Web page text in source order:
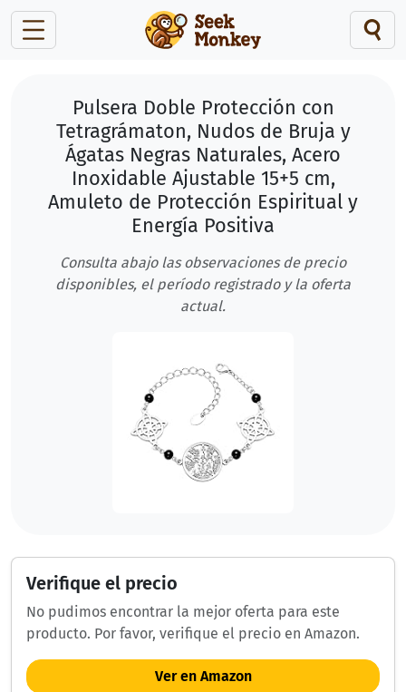
Pulsera Doble Protección con
Tetragrámaton, Nudos de Bruja y
Ágatas Negras Naturales, Acero
Inoxidable Ajustable 15+5 cm,
Amuleto de Protección Espiritual y
Energía Positiva
Consulta abajo las observaciones de precio
disponibles, el período registrado y la oferta
actual.
Verifique el precio
No pudimos encontrar la mejor oferta para este
producto. Por favor, verifique el precio en Amazon.
Ver en Amazon